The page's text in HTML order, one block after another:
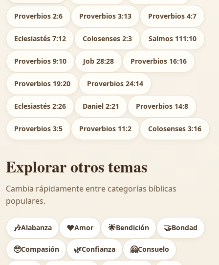
Proverbios 2:6 Proverbios 3:13 Proverbios 4:7
Eclesiastés 7:12 Colosenses 2:3 Salmos 111:10
Proverbios 9:10 Job 28:28 Proverbios 16:16
Proverbios 19:20 Proverbios 24:14
Eclesiastés 2:26 Daniel 2:21 Proverbios 14:8
Proverbios 3:5 Proverbios 11:2 Colosenses 3:16
Explorar otros temas
Cambia rápidamente entre categorías bíblicas
populares.
🎶Alabanza ❤️Amor 🌟Bendición 🤝Bondad
🥹Compasión 🌿Confianza 🤗Consuelo